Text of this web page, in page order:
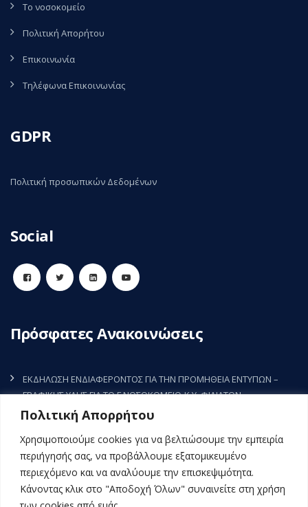
Πολιτική Απορρήτου
Χρησιμοποιούμε cookies για να βελτιώσουμε την εμπειρία
περιήγησής σας, να προβάλλουμε εξατομικευμένο
περιεχόμενο και να αναλύουμε την επισκεψιμότητα.
Κάνοντας κλικ στο "Αποδοχή Όλων" συναινείτε στη χρήση
Το νοσοκομείο
Πολιτική Απορήτου
Επικοινωνία
Τηλέφωνα Επικοινωνίας
GDPR
Πολιτική προσωπικών Δεδομένων
Social
Πρόσφατες Ανακοινώσεις
ΕΚΔΗΛΩΣΗ ΕΝΔΙΑΦΕΡΟΝΤΟΣ ΓΙΑ ΤΗΝ ΠΡΟΜΗΘΕΙΑ ΕΝΤΥΠΩΝ –
ΓΡΑΦΙΚΗΣ ΥΛΗΣ ΓΙΑ ΤΟ Γ.ΝΟΣΟΚΟΜΕΙΟ-Κ.Υ. ΦΙΛΙΑΤΩΝ
7 Αυγούστου, 2026
ΕΚΔΗΛΩΣΗ ΕΝΔΙΑΦΕΡΟΝΤΟΣ ΓΙΑ ΤΗΝ ΠΡΟΜΗΘΕΙΑ ΡΥΘΜΙΣΤΗ
ΣΤΡΟΦΩΝ (INVERTER) ΤΗΣ ΚΚΜ3 (ΜΑΦ) ΤΟΥ Γ.Ν.-Κ.Υ. ΦΙΛΙΑΤΩΝ
5 Αυγούστου, 2026
ΕΚΔΗΛΩΣΗ ΕΝΔΙΑΦΕΡΟΝΤΟΣ ΓΙΑ ΤΗΝ ΠΡΟΜΗΘΕΙΑ ΠΑΝΙΩΝ ΚΑΙ